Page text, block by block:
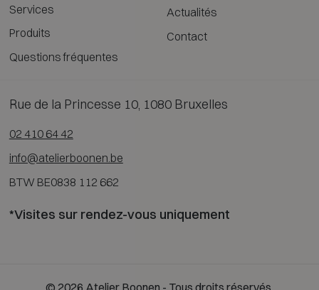
Services
Produits
Questions fréquentes
Actualités
Contact
Rue de la Princesse 10, 1080 Bruxelles
02 410 64 42
info@atelierboonen.be
BTW BE0838 112 662
*Visites sur rendez-vous uniquement
© 2026 Atelier Boonen - Tous droits réservés.